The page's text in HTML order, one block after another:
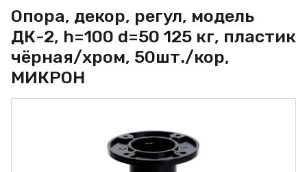
Опора, декор, регул, модель
ДК-2, h=100 d=50 125 кг, пластик
чёрная/хром, 50шт./кор,
МИКРОН